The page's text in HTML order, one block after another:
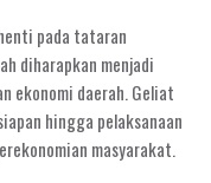
pada tataran
diharapkan menjadi
ekonomi daerah. Geliat
hingga pelaksanaan
masyarakat.